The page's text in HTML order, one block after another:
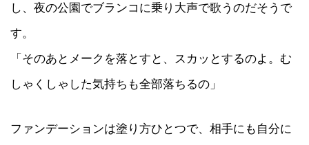
し、夜の公園でブランコに乗り大声で歌うのだそうで
す。
「そのあとメークを落とすと、スカッとするのよ。む
しゃくしゃした気持ちも全部落ちるの」
ファンデーションは塗り方ひとつで、相手にも自分に